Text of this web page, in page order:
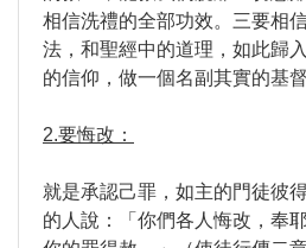
相信洗禮的全部功效。三要相
法，和聖經中的道理，如此歸
的信仰，做一個名副其實的基督
2.要悔改：
就是承認己罪，如主的門徒彼
的人說：「你們各人悔改，奉